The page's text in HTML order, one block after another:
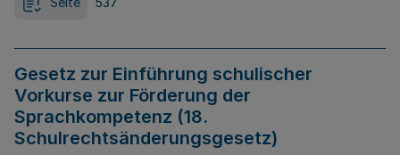
Gesetz zur Einführung schulischer
Vorkurse zur Förderung der
Sprachkompetenz (18.
Schulrechtsänderungsgesetz)